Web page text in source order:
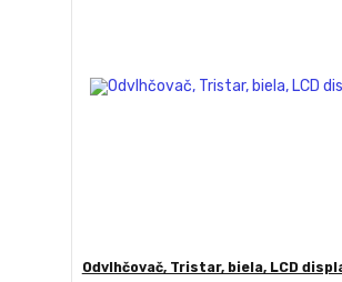
Odvlhčovač, Tristar, biela, LCD